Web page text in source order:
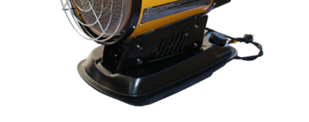
Elektros įranga ir apšvietimo technika
Grunto tankintuvai
Krautuvai, ekskovatoriai
Keltuvai-pakelėjai, vežimėliai transportuoti
Laisvalaikio-Verslo įranga